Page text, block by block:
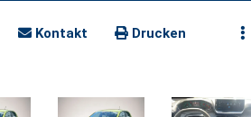
Kontakt Drucken